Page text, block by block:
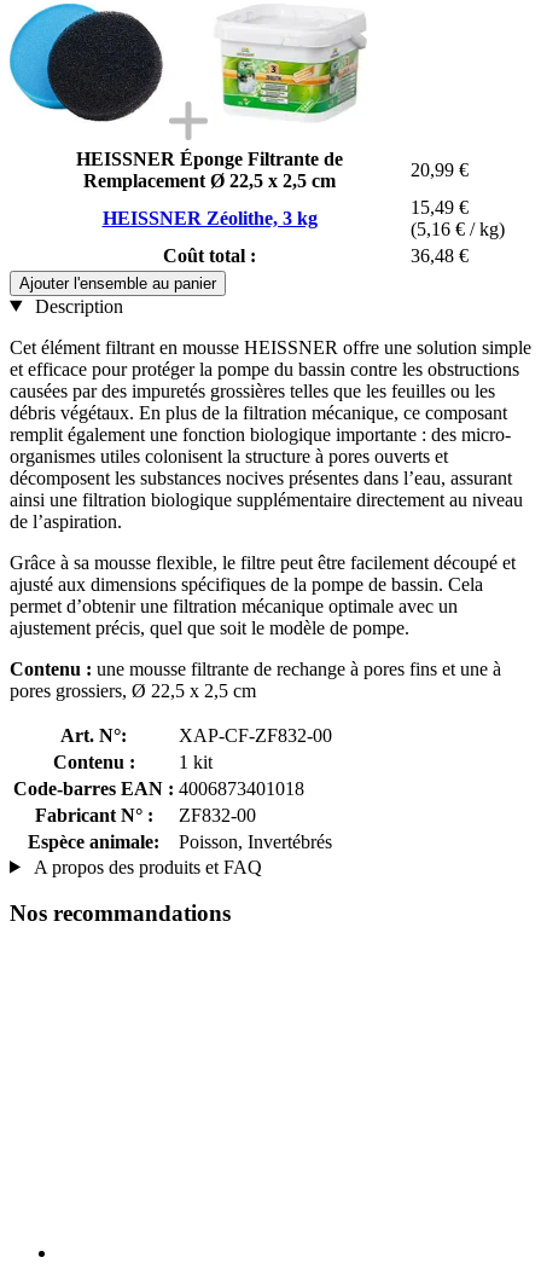
HEISSNER Éponge Filtrante de
Remplacement Ø 22,5 x 2,5 cm
20,99 €
HEISSNER Zéolithe, 3 kg
15,49 €
(5,16 € / kg)
Coût total :
36,48 €
Ajouter l'ensemble au panier
Description
Cet élément filtrant en mousse HEISSNER offre une solution simple
et efficace pour protéger la pompe du bassin contre les obstructions
causées par des impuretés grossières telles que les feuilles ou les
débris végétaux. En plus de la filtration mécanique, ce composant
remplit également une fonction biologique importante : des micro-
organismes utiles colonisent la structure à pores ouverts et
décomposent les substances nocives présentes dans l’eau, assurant
ainsi une filtration biologique supplémentaire directement au niveau
de l’aspiration.
Grâce à sa mousse flexible, le filtre peut être facilement découpé et
ajusté aux dimensions spécifiques de la pompe de bassin. Cela
permet d’obtenir une filtration mécanique optimale avec un
ajustement précis, quel que soit le modèle de pompe.
Contenu : une mousse filtrante de rechange à pores fins et une à
pores grossiers, Ø 22,5 x 2,5 cm
Art. N°:
XAP-CF-ZF832-00
Contenu :
1 kit
Code-barres EAN : 4006873401018
Fabricant N° :
ZF832-00
Espèce animale:
Poisson, Invertébrés
A propos des produits et FAQ
Nos recommandations